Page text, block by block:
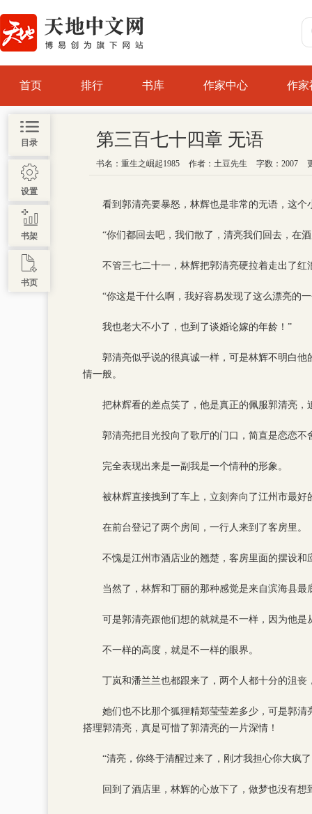
首页 排行 书库 作家中心 作家
目录
设置
书架
书页
第三百七十四章 无语
书名： 重生之崛起1985 作者： 土豆先生 字数：2007
看到郭清亮要暴怒，林辉也是非常的无语，这
“你们都回去吧，我们散了，清亮我们回去，在
不管三七二十一，林辉把郭清亮硬拉着走出了红
“你这是干什么啊，我好容易发现了这么漂亮的
我也老大不小了，也到了谈婚论嫁的年龄！”
郭清亮似乎说的很真诚一样，可是林辉不明白
情一般。
把林辉看的差点笑了，他是真正的佩服郭清亮
郭清亮把目光投向了歌厅的门口，简直是恋恋不
完全表现出来是一副我是一个情种的形象。
被林辉直接拽到了车上，立刻奔向了江州市最好
在前台登记了两个房间，一行人来到了客房里。
不愧是江州市酒店业的翘楚，客房里面的摆设
当然了，林辉和丁丽的那种感觉是来自滨海县最
可是郭清亮跟他们想的就就是不一样，因为他是
不一样的高度，就是不一样的眼界。
丁岚和潘兰兰也都跟来了，两个人都十分的沮丧
她们也不比那个狐狸精郑莹莹差多少，可是郭
搭理郭清亮，真是可惜了郭清亮的一片深情！
“清亮，你终于清醒过来了，刚才我担心你大疯了
回到了酒店里，林辉的心放下了，做梦也没有